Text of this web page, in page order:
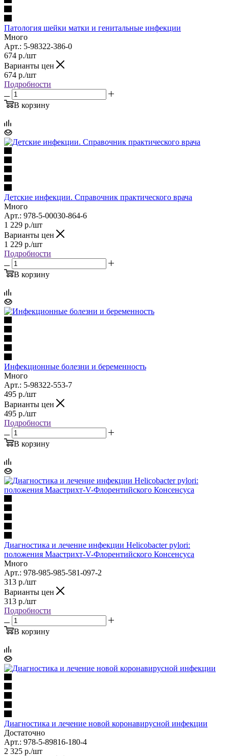
Патология шейки матки и генитальные инфекции
Много
Арт.: 5-98322-386-0
674 р./шт
Варианты цен
674 р./шт
Подробности
В корзину
Детские инфекции. Справочник практического врача
Много
Арт.: 978-5-00030-864-6
1 229 р./шт
Варианты цен
1 229 р./шт
Подробности
В корзину
Инфекционные болезни и беременность
Много
Арт.: 5-98322-553-7
495 р./шт
Варианты цен
495 р./шт
Подробности
В корзину
Диагностика и лечение инфекции Helicobacter pylori:
положения Маастрихт-V-Флорентийского Консенсуса
Много
Арт.: 978-985-985-581-097-2
313 р./шт
Варианты цен
313 р./шт
Подробности
В корзину
Диагностика и лечение новой коронавирусной инфекции
Достаточно
Арт.: 978-5-89816-180-4
2 325 р./шт